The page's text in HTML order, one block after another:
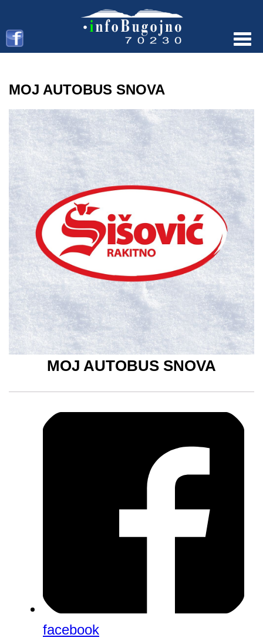
MOJ AUTOBUS SNOVA
MOJ AUTOBUS SNOVA
facebook